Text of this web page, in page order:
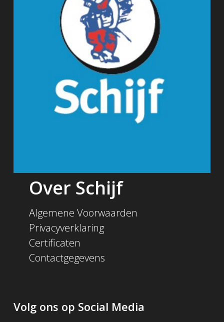
Over Schijf
Algemene Voorwaarden
Privacyverklaring
Certificaten
Contactgegevens
Volg ons op Social Media